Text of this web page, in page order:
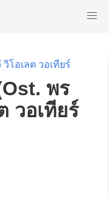
วิโอเลต วอเทียร์
พร
วอเทียร์